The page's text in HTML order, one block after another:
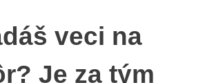
veci na
Je za tým